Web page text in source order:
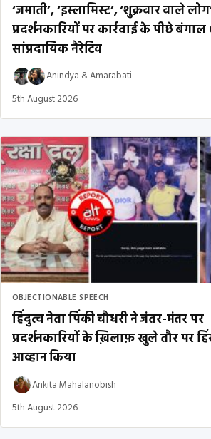
‘जमाती’, ‘इस्लामिस्ट’, ‘शुक्रवार वाले
प्रदर्शनकारियों पर कार्रवाई के पीछे
सांप्रदायिक नैरेटिव
Anindya &Amarabati
5th August 2026
OBJECTIONABLE SPEECH
हिंदुत्व नेता पिंकी चौधरी ने जंतर-मंतर पर
प्रदर्शनकारियों के ख़िलाफ़ खुले तौर पर
आव्हान किया
Ankita Mahalanobish
5th August 2026